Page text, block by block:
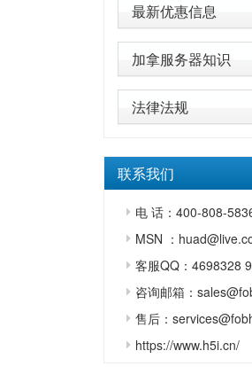
最新优惠信息
加拿服务器知识
法律法规
联系我们
电 话：400-808-
MSN ：
客服QQ：4698328
咨询邮箱：
售后：
https://www.h5i.cn/